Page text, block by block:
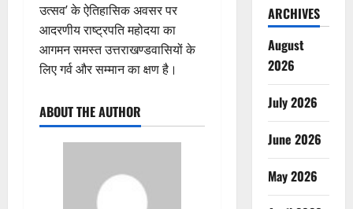
उत्सव’ के ऐतिहासिक अवसर पर
आदरणीय राष्ट्रपति महोदया का
आगमन समस्त उत्तराखण्डवासियों के
लिए गर्व और सम्मान का क्षण है।
ABOUT THE AUTHOR
ARCHIVES
August
2026
July 2026
June 2026
May 2026